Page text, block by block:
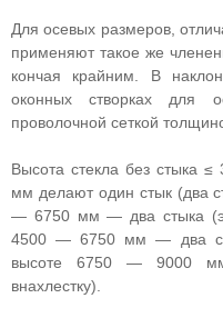
Для осевых размеров,
применяют такое же
кончая крайним. В
оконных створках для
проволочной сеткой
Высота стекла без стыка
мм делают один стык (два
— 6750 мм — два стыка
4500 — 6750 мм — два
высоте 6750 — 9000
внахлестку).